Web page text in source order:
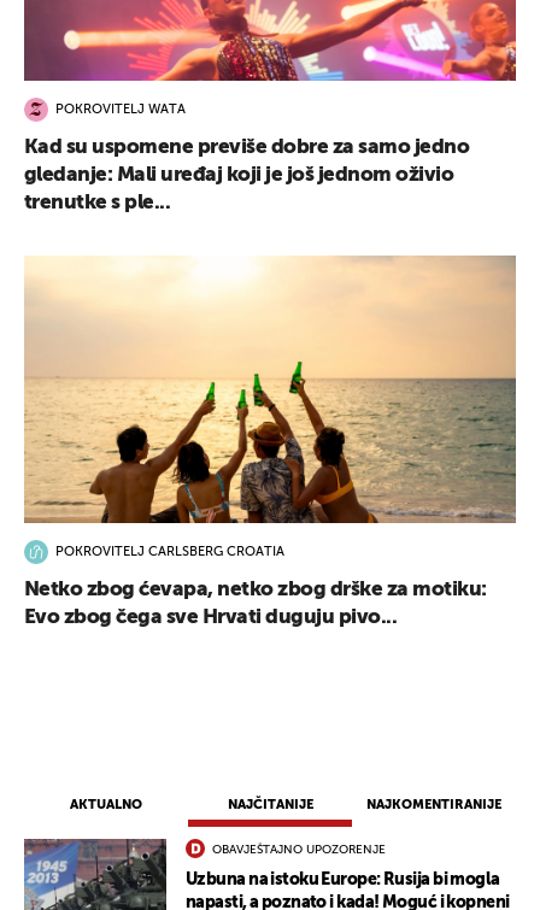
AKTUALNO NAJČITANIJE NAJKOMENTIRANIJE
OBAVJEŠTAJNO UPOZORENJE
Uzbuna na istoku Europe: Rusija bi mogla
napasti, a poznato i kada! Moguć i kopneni
POKROVITELJ WATA
Kad su uspomene previše dobre za samo jedno
gledanje: Mali uređaj koji je još jednom oživio
trenutke s ple...
POKROVITELJ CARLSBERG CROATIA
Netko zbog ćevapa, netko zbog drške za motiku:
Evo zbog čega sve Hrvati duguju pivo...